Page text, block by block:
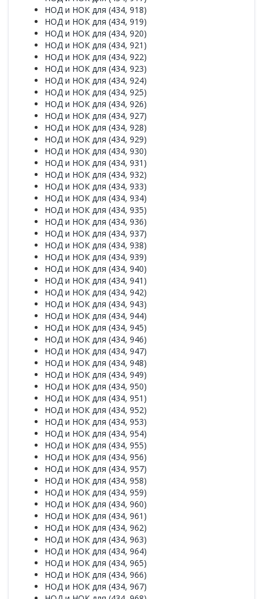
НОД и НОК для (434, 918)
НОД и НОК для (434, 919)
НОД и НОК для (434, 920)
НОД и НОК для (434, 921)
НОД и НОК для (434, 922)
НОД и НОК для (434, 923)
НОД и НОК для (434, 924)
НОД и НОК для (434, 925)
НОД и НОК для (434, 926)
НОД и НОК для (434, 927)
НОД и НОК для (434, 928)
НОД и НОК для (434, 929)
НОД и НОК для (434, 930)
НОД и НОК для (434, 931)
НОД и НОК для (434, 932)
НОД и НОК для (434, 933)
НОД и НОК для (434, 934)
НОД и НОК для (434, 935)
НОД и НОК для (434, 936)
НОД и НОК для (434, 937)
НОД и НОК для (434, 938)
НОД и НОК для (434, 939)
НОД и НОК для (434, 940)
НОД и НОК для (434, 941)
НОД и НОК для (434, 942)
НОД и НОК для (434, 943)
НОД и НОК для (434, 944)
НОД и НОК для (434, 945)
НОД и НОК для (434, 946)
НОД и НОК для (434, 947)
НОД и НОК для (434, 948)
НОД и НОК для (434, 949)
НОД и НОК для (434, 950)
НОД и НОК для (434, 951)
НОД и НОК для (434, 952)
НОД и НОК для (434, 953)
НОД и НОК для (434, 954)
НОД и НОК для (434, 955)
НОД и НОК для (434, 956)
НОД и НОК для (434, 957)
НОД и НОК для (434, 958)
НОД и НОК для (434, 959)
НОД и НОК для (434, 960)
НОД и НОК для (434, 961)
НОД и НОК для (434, 962)
НОД и НОК для (434, 963)
НОД и НОК для (434, 964)
НОД и НОК для (434, 965)
НОД и НОК для (434, 966)
НОД и НОК для (434, 967)